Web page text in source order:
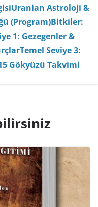
Uranian Astroloji &
(Program)Bitkiler:
1: Gezegenler &
Temel Seviye 3:
Gökyüzü Takvimi